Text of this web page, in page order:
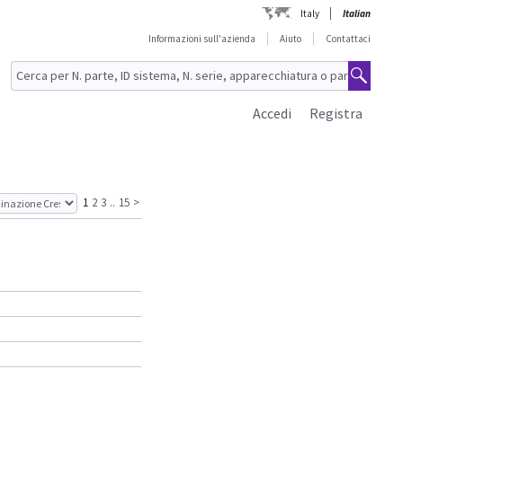
Italy
Italian
Informazioni sull'azienda
Aiuto Contattaci
Registra
Accedi
1 2 3 .. 15 >